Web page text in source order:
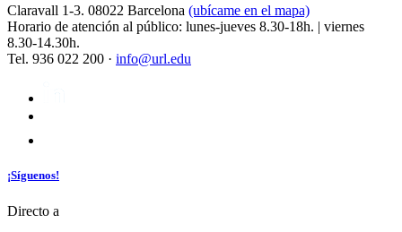
Claravall 1-3. 08022 Barcelona (ubícame en el mapa)
Horario de atención al público: lunes-jueves 8.30-18h. | viernes
8.30-14.30h.
Tel. 936 022 200 · info@url.edu
¡Síguenos!
Directo a